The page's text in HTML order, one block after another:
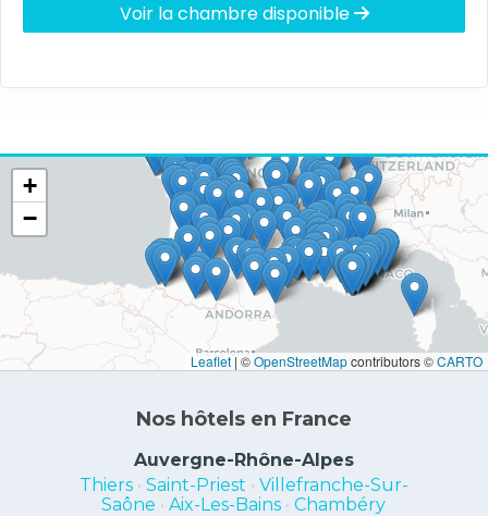
Voir la chambre disponible
+
−
Leaflet | ©OpenStreetMapcontributors ©CARTO
Nos hôtels en France
Auvergne-Rhône-Alpes
Thiers• Saint-Priest • Villefranche-Sur-
Saône •Aix-Les-Bains •Chambéry